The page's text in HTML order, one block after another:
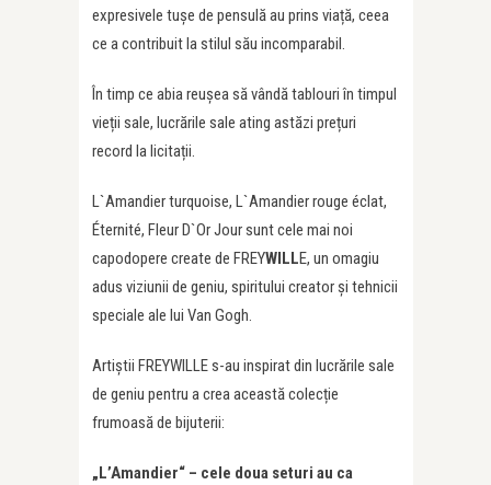
expresivele tușe de pensulă au prins viață, ceea
ce a contribuit la stilul său incomparabil.
În timp ce abia reușea să vândă tablouri în timpul
vieții sale, lucrările sale ating astăzi prețuri
record la licitații.
L`Amandier turquoise, L`Amandier rouge éclat,
Éternité, Fleur D`Or Jour sunt cele mai noi
capodopere create de FREYWILLE, un omagiu
adus viziunii de geniu, spiritului creator și tehnicii
speciale ale lui Van Gogh.
Artiștii FREYWILLE s-au inspirat din lucrările sale
de geniu pentru a crea această colecție
frumoasă de bijuterii:
„L’Amandier“ – cele doua seturi au ca